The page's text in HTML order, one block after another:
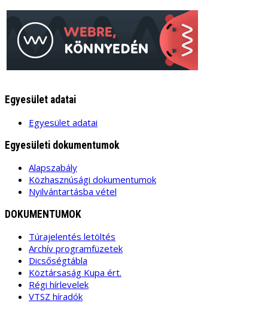
Egyesület adatai
Egyesület adatai
Egyesületi dokumentumok
Alapszabály
Közhasznúsági dokumentumok
Nyilvántartásba vétel
DOKUMENTUMOK
Túrajelentés letöltés
Archív programfüzetek
Dicsőségtábla
Köztársaság Kupa ért.
Régi hírlevelek
VTSZ híradók